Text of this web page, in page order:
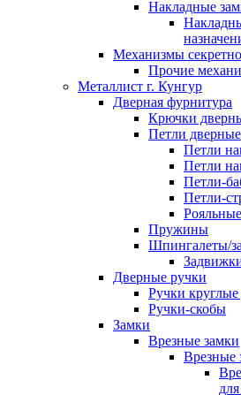
Накладные
Механизмы
Прочие
Металлист г. Кунгур
Дверная фурнитура
Крючки
Петли дверные
Петли
Петли
Петли-
Петли-
Пружины
Шпингалеты/
Дверные ручки
Ручки
Ручки-скобы
Замки
Врезные замки
Врезные